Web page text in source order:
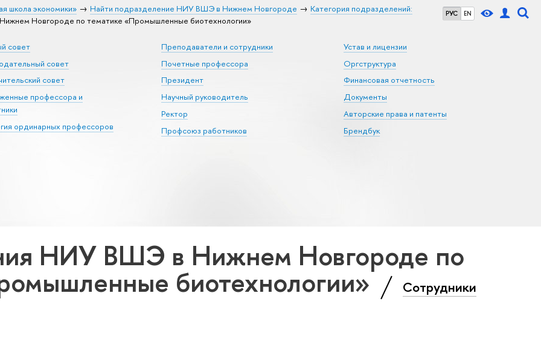
РУС EN
школа экономики» Найти подразделение НИУ ВШЭ в Нижнем Новгороде
Категория подразделений:
Новгороде по тематике «Промышленные биотехнологии»
совет
совет
совет
профессора и
ординарных профессоров
Преподаватели и сотрудники
Почетные профессора
Президент
Научный руководитель
Ректор
Профсоюз работников
Устав и лицензии
Оргструктура
Финансовая отчетность
Документы
Авторские права и патенты
Брендбук
НИУ ВШЭ в Нижнем Новгороде по
биотехнологии» Сотрудники